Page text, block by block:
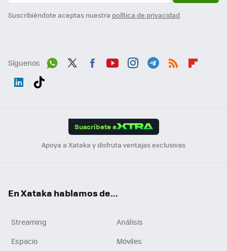
Suscribiéndote aceptas nuestra política de privacidad
Síguenos
Suscríbete a
Apoya a Xataka y disfruta ventajas exclusivas
En Xataka hablamos de...
Streaming
Análisis
Espacio
Móviles